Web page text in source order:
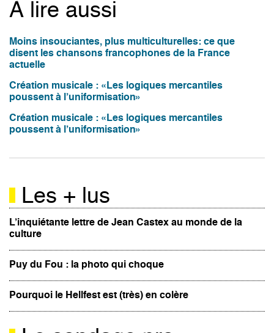
À lire aussi
Moins insouciantes, plus multiculturelles: ce que
disent les chansons francophones de la France
actuelle
Création musicale : «Les logiques mercantiles
poussent à l’uniformisation»
Création musicale : «Les logiques mercantiles
poussent à l’uniformisation»
Les + lus
L’inquiétante lettre de Jean Castex au monde de la
culture
Puy du Fou : la photo qui choque
Pourquoi le Hellfest est (très) en colère